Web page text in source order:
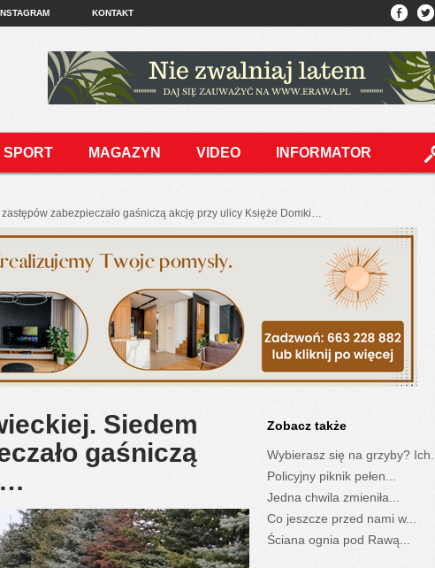
KONTAKT
SPORT MAGAZYN VIDEO INFORMATOR
zabezpieczało gaśniczą akcję przy ulicy Księże Domki…
Siedem
gaśniczą
Zobacz także
Wybierasz się na grzyby? Ich...
Policyjny piknik pełen...
Jedna chwila zmieniła...
Co jeszcze przed nami w...
Ściana ognia pod Rawą...